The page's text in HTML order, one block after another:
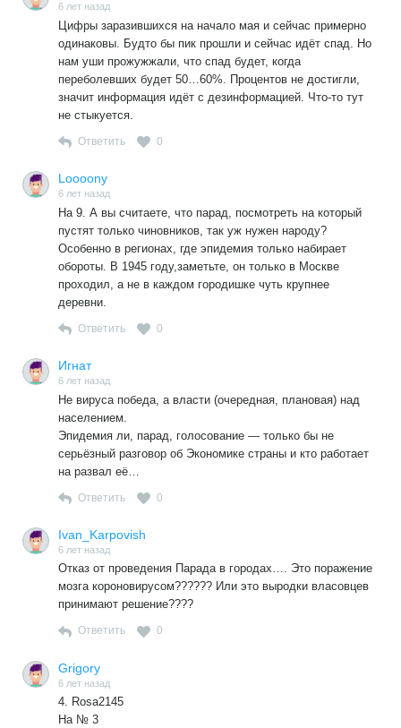
6 лет назад
Цифры заразившихся на начало мая и сейчас примерно
одинаковы. Будто бы пик прошли и сейчас идёт спад. Но
нам уши прожужжали, что спад будет, когда
переболевших будет 50…60%. Процентов не достигли,
значит информация идёт с дезинформацией. Что-то тут
не стыкуется.
Ответить 0
Loooony
6 лет назад
На 9. А вы считаете, что парад, посмотреть на который
пустят только чиновников, так уж нужен народу?
Особенно в регионах, где эпидемия только набирает
обороты. В 1945 году,заметьте, он только в Москве
проходил, а не в каждом городишке чуть крупнее
деревни.
Ответить 0
Игнат
6 лет назад
Не вируса победа, а власти (очередная, плановая) над
населением.
Эпидемия ли, парад, голосование — только бы не
серьёзный разговор об Экономике страны и кто работает
на развал её…
Ответить 0
Ivan_Karpovish
6 лет назад
Отказ от проведения Парада в городах…. Это поражение
мозга короновирусом?????? Или это выродки власовцев
принимают решение????
Ответить 0
Grigory
6 лет назад
4. Rosa2145
На № 3